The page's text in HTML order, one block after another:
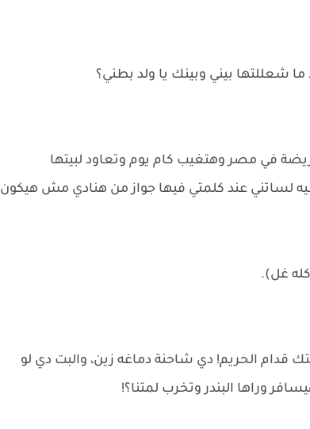
شعللتها بيني وبينك يا ولد بطني؟
في مصر وهتغيب كام يوم وتعاود لبيتها
لساتني عند كلمتي فيها جواز من هنادي مش هيكون
غل).
الحريم! دي شاحنة دماغه زين، والبت دي لو
وراها البندر وتخرب لمتنا؟!